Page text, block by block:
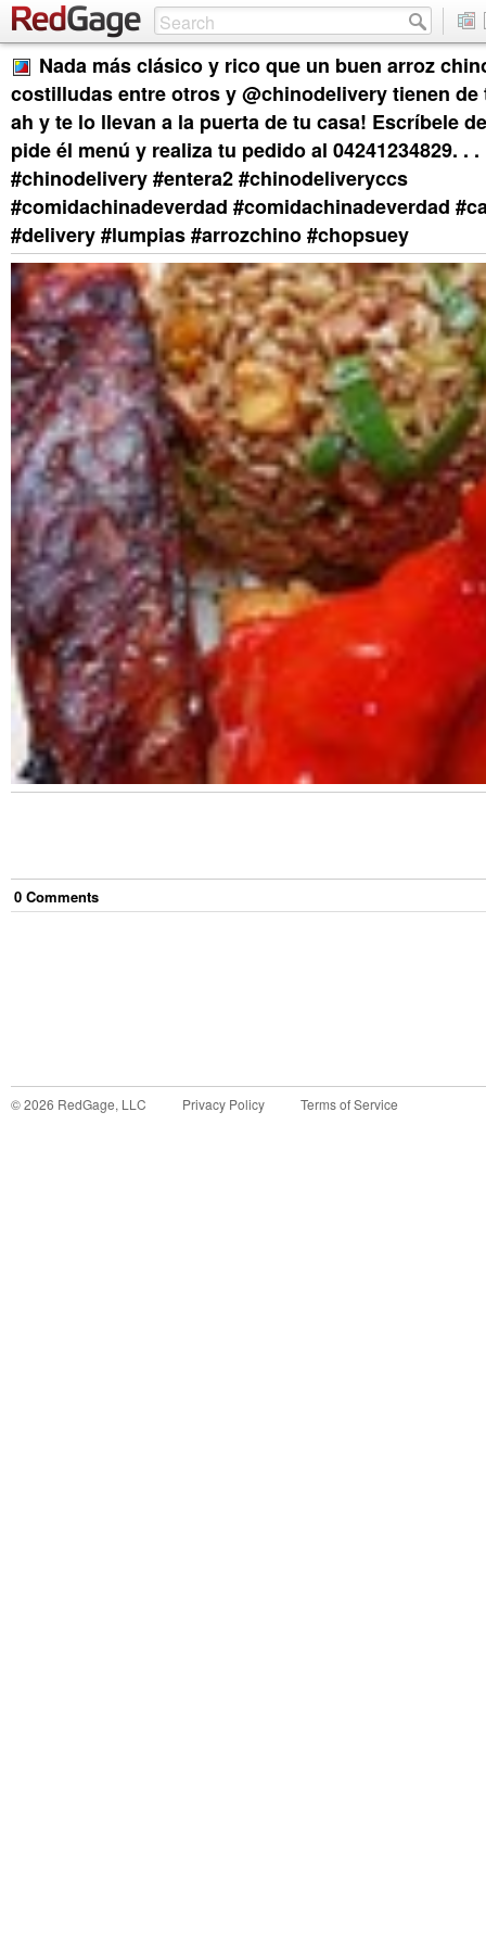
Nada más clásico y rico que un buen arroz
costilludas entre otros y @chinodelivery tienen de
ah y te lo llevan a la puerta de tu casa! Escríbele
pide él menú y realiza tu pedido al 04241234829. . .
#chinodelivery #entera2 #chinodeliveryccs
#comidachinadeverdad #comidachinadeverdad
#delivery #lumpias #arrozchino #chopsuey
0 Comments
©2026 RedGage, LLC Privacy Policy Terms of Service